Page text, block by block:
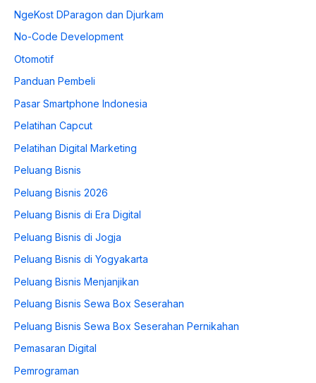
NgeKost DParagon dan Djurkam
No-Code Development
Otomotif
Panduan Pembeli
Pasar Smartphone Indonesia
Pelatihan Capcut
Pelatihan Digital Marketing
Peluang Bisnis
Peluang Bisnis 2026
Peluang Bisnis di Era Digital
Peluang Bisnis di Jogja
Peluang Bisnis di Yogyakarta
Peluang Bisnis Menjanjikan
Peluang Bisnis Sewa Box Seserahan
Peluang Bisnis Sewa Box Seserahan Pernikahan
Pemasaran Digital
Pemrograman